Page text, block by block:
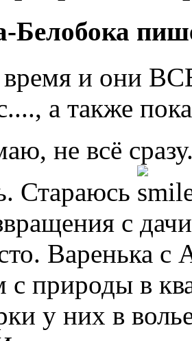
Белобока
и они
а также
не всё
Стараюсь
с
Варенька с
с природы в
у них в